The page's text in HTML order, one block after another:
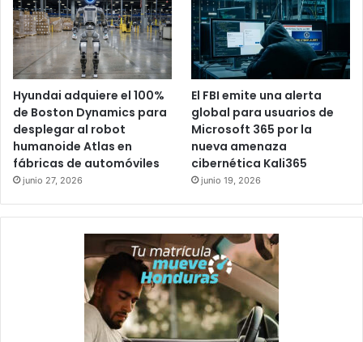
Hyundai adquiere el 100%
de Boston Dynamics para
desplegar al robot
humanoide Atlas en
fábricas de automóviles
junio 27, 2026
El FBI emite una alerta
global para usuarios de
Microsoft 365 por la
nueva amenaza
cibernética Kali365
junio 19, 2026